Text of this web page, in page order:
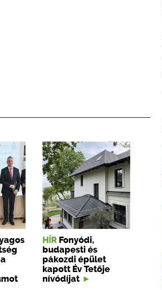
HÍR Fonyódi,
budapesti és
pákozdi épület
kapott Év Tetője
nívódíjat